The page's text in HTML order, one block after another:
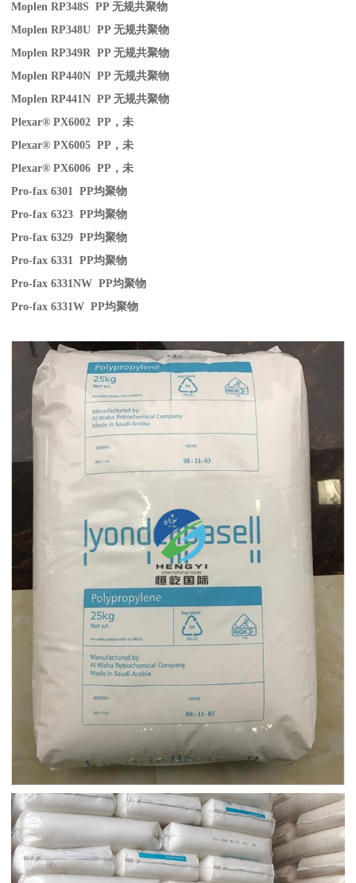
Moplen RP348S PP无规共聚物
Moplen RP348U PP无规共聚物
Moplen RP349R PP无规共聚物
Moplen RP440N PP无规共聚物
Moplen RP441N PP无规共聚物
Plexar® PX6002 PP ，未
Plexar® PX6005 PP ，未
Plexar® PX6006 PP ，未
Pro-fax 6301 PP均聚物
Pro-fax 6323 PP均聚物
Pro-fax 6329 PP均聚物
Pro-fax 6331 PP均聚物
Pro-fax 6331NW PP均聚物
Pro-fax 6331W PP均聚物